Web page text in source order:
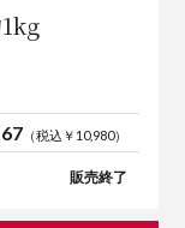
（税込￥10,980）
販売終了